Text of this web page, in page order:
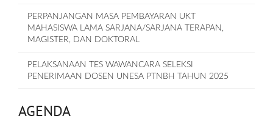
PERPANJANGAN MASA PEMBAYARAN UKT
MAHASISWA LAMA SARJANA/SARJANA TERAPAN,
MAGISTER, DAN DOKTORAL
PELAKSANAAN TES WAWANCARA SELEKSI
PENERIMAAN DOSEN UNESA PTNBH TAHUN 2025
AGENDA